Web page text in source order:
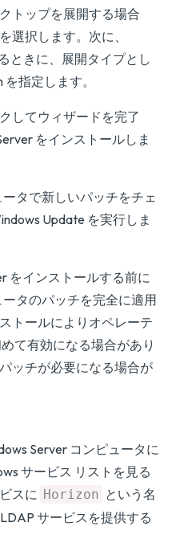
トップを展開する場合
選択します。次に、
ときに、展開タイプとし
指定します。
してウィザードを完了
をインストールしま
タで新しいパッチをチェ
Update を実行しま
をインストールする前に
タのパッチを完全に適用
トールによりオペレーテ
て有効になる場合があり
ッチが必要になる場合が
Server コンピュータに
サービス リストを見る
スに Horizon という名
サービスを提供する